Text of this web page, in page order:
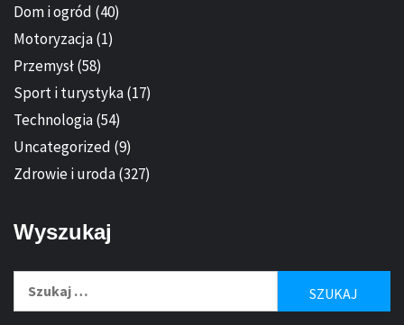
Dom i ogród (40)
Motoryzacja(1)
Przemysł(58)
Sport i turystyka(17)
Technologia(54)
Uncategorized (9)
Zdrowie i uroda(327)
Wyszukaj